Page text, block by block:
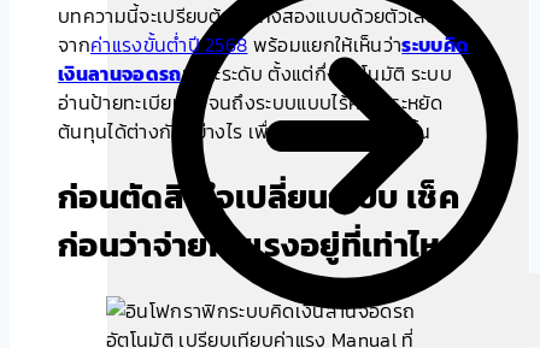
บทความนี้จะเปรียบต้นทุนทั้งสองแบบด้วยตัวเลขจริง
จากค่าแรงขั้นต่ำปี 2568 พร้อมแยกให้เห็นว่าระบบคิด
เงินลานจอดรถแต่ละระดับ ตั้งแต่กึ่งอัตโนมัติ ระบบ
อ่านป้ายทะเบียน ไปจนถึงระบบแบบไร้คน ประหยัด
ต้นทุนได้ต่างกันอย่างไร เพื่อให้ตัดสินใจได้ชัดขึ้น
ก่อนตัดสินใจเปลี่ยนระบบ เช็ค
ก่อนว่าจ่ายค่าแรงอยู่ที่เท่าไหร่